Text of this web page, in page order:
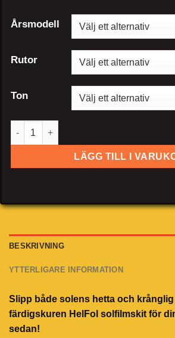
Årsmodell
Rutor
Ton
Cadillac Catera sedan mängd
LÄGG TILL I
BESKRIVNING
YTTERLIGARE INFORMATION
Slipp både solens hetta och
färdigskuren HelFol solfilmskit för
sedan!